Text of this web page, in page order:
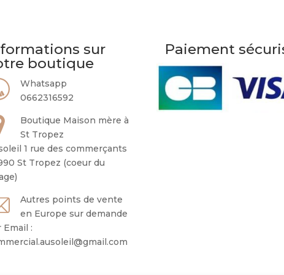
sur
boutique
Whatsapp
0662316592
Boutique Maison mère à
St Tropez
1 rue des commerçants
St Tropez (coeur du
Autres points de vente
en Europe sur demande
Email :
Paiement